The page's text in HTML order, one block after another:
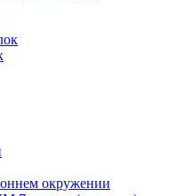
окружении